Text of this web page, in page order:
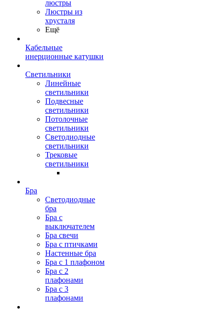
люстры
Люстры из
хрусталя
Ещё
Кабельные
инерционные катушки
Светильники
Линейные
светильники
Подвесные
светильники
Потолочные
светильники
Светодиодные
светильники
Трековые
светильники
Бра
Светодиодные
бра
Бра с
выключателем
Бра свечи
Бра с птичками
Настенные бра
Бра с 1 плафоном
Бра с 2
плафонами
Бра с 3
плафонами